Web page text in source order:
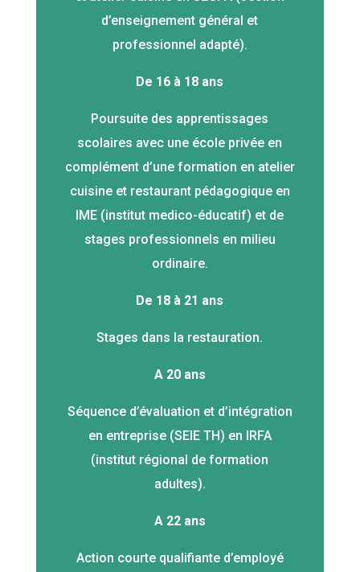
d’enseignement général et
professionnel adapté).
De 16 à 18 ans
Poursuite des apprentissages
scolaires avec une école privée en
complément d’une formation en atelier
cuisine et restaurant pédagogique en
IME (institut medico-éducatif) et de
stages professionnels en milieu
ordinaire.
De 18 à 21 ans
Stages dans la restauration.
A 20 ans
Séquence d’évaluation et d’intégration
en entreprise (SEIE TH) en IRFA
(institut régional de formation
adultes).
A 22 ans
Action courte qualifiante d’employé